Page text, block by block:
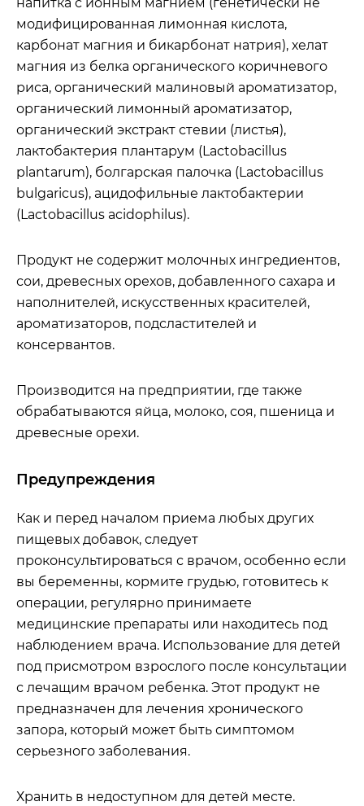
модифицированная лимонная кислота,
карбонат магния и бикарбонат натрия), хелат
магния из белка органического коричневого
риса, органический малиновый ароматизатор,
органический лимонный ароматизатор,
органический экстракт стевии (листья),
лактобактерия плантарум (Lactobacillus
plantarum), болгарская палочка (Lactobacillus
bulgaricus), ацидофильные лактобактерии
(Lactobacillus acidophilus).
Продукт не содержит молочных ингредиентов,
сои, древесных орехов, добавленного сахара и
наполнителей, искусственных красителей,
ароматизаторов, подсластителей и
консервантов.
Производится на предприятии, где также
обрабатываются яйца, молоко, соя, пшеница и
древесные орехи.
Предупреждения
Как и перед началом приема любых других
пищевых добавок, следует
проконсультироваться с врачом, особенно если
вы беременны, кормите грудью, готовитесь к
операции, регулярно принимаете
медицинские препараты или находитесь под
наблюдением врача. Использование для детей
под присмотром взрослого после консультации
с лечащим врачом ребенка. Этот продукт не
предназначен для лечения хронического
запора, который может быть симптомом
серьезного заболевания.
Хранить в недоступном для детей месте.